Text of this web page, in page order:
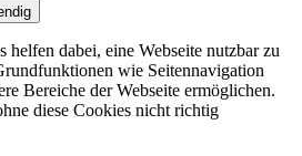
helfen dabei, eine Webseite nutzbar zu
wie Seitennavigation
Bereiche der Webseite ermöglichen.
diese Cookies nicht richtig